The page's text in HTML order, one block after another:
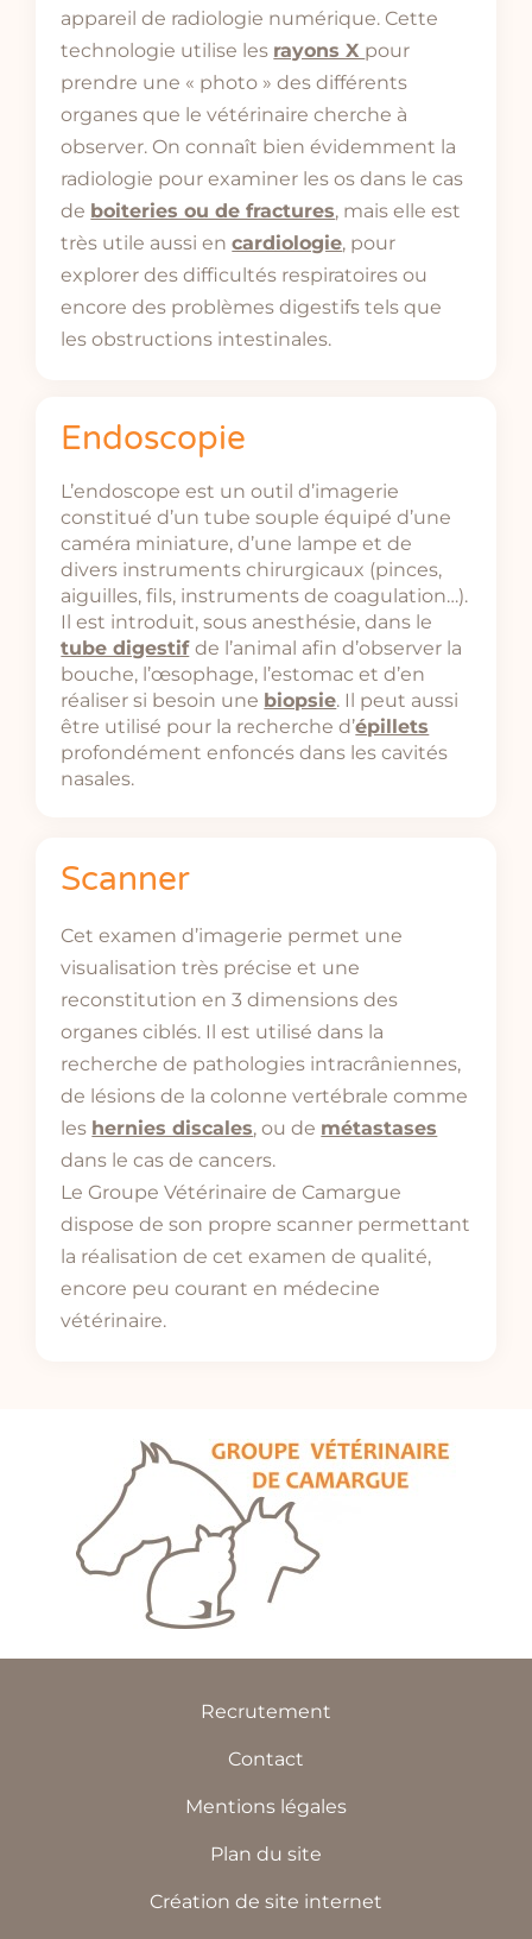
appareil de radiologie numérique. Cette
technologie utilise les rayons X pour
prendre une « photo » des différents
organes que le vétérinaire cherche à
observer. On connaît bien évidemment la
radiologie pour examiner les os dans le cas
de boiteries ou de fractures, mais elle est
très utile aussi encardiologie, pour
explorer des difficultés respiratoires ou
encore des problèmes digestifs tels que
les obstructions intestinales.
Endoscopie
L’endoscope est un outil d’imagerie
constitué d’un tube souple équipé d’une
caméra miniature, d’une lampe et de
divers instruments chirurgicaux (pinces,
aiguilles, fils, instruments de coagulation…).
Il est introduit, sous anesthésie, dans le
tube digestif de l’animal afin d’observer la
bouche, l’œsophage, l’estomac et d’en
réaliser si besoin une biopsie. Il peut aussi
être utilisé pour la recherche d’épillets
profondément enfoncés dans les cavités
nasales.
Scanner
Cet examen d’imagerie permet une
visualisation très précise et une
reconstitution en 3 dimensions des
organes ciblés. Il est utilisé dans la
recherche de pathologies intracrâniennes,
de lésions de la colonne vertébrale comme
les hernies discales, ou de métastases
dans le cas de cancers.
Le Groupe Vétérinaire de Camargue
dispose de son propre scanner permettant
la réalisation de cet examen de qualité,
encore peu courant en médecine
vétérinaire.
Recrutement
Contact
Mentions légales
Plan du site
Création de site internet